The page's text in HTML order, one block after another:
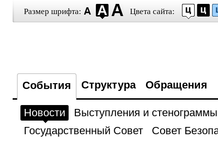
Размер шрифта: Цвета сайта:
События Структура Обращения
Новости
Выступления и стенограммы
Государственный Совет
Совет